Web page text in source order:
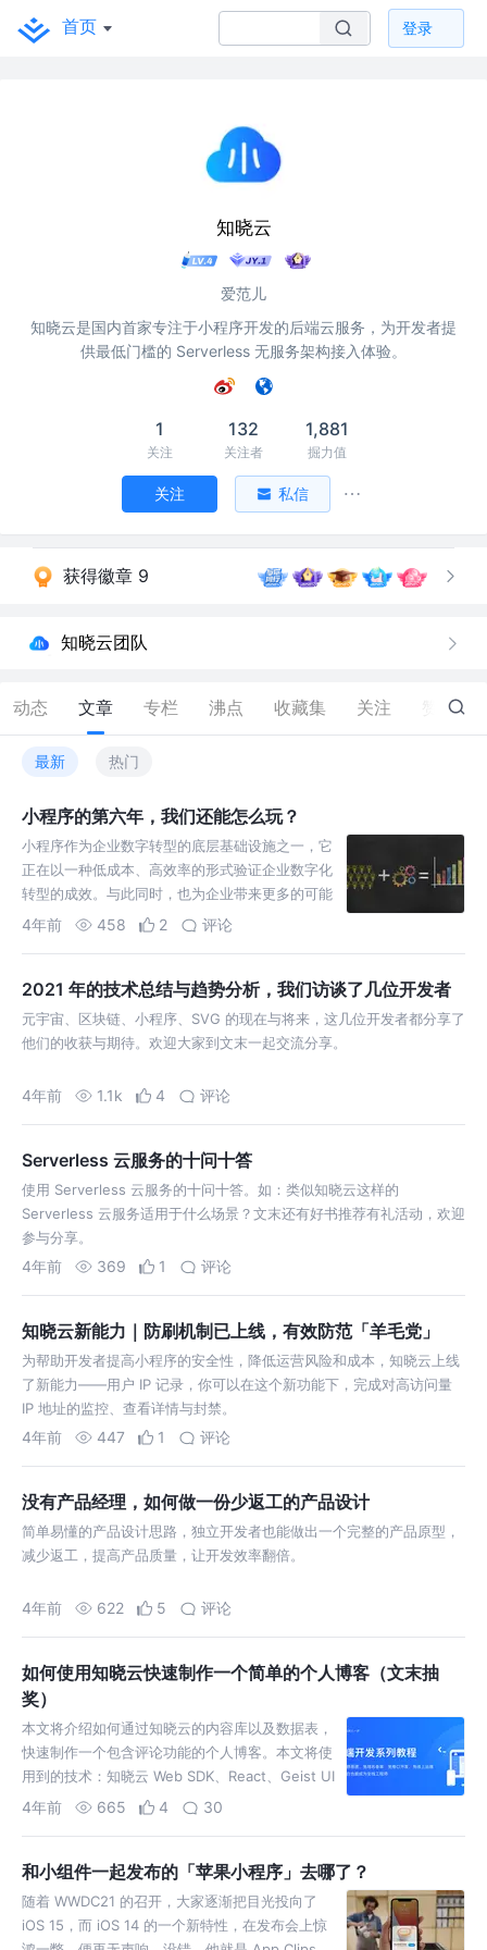
首页 登录
知晓云
爱范儿
知晓云是国内首家专注于小程序开发的后端云服务，为开发者提
供最低门槛的 Serverless 无服务架构接入体验。
1
关注
132
关注者
1,881
掘力值
关注 私信
获得徽章 9
知晓云团队
动态 文章 专栏 沸点 收藏集 关注 97
最新 热门
小程序的第六年，我们还能怎么玩？
小程序作为企业数字转型的底层基础设施之一，它
正在以一种低成本、高效率的形式验证企业数字化
转型的成效。与此同时，也为企业带来更多的可能
性。对于中长尾小商家和新入局的开发者，是挑
4年前 458 2 评论
2021 年的技术总结与趋势分析，我们访谈了几位开发者
元宇宙、区块链、小程序、SVG 的现在与将来，这几位开发者都分享了
他们的收获与期待。欢迎大家到文末一起交流分享。
4年前 1.1k 4 评论
Serverless 云服务的十问十答
使用 Serverless 云服务的十问十答。如：类似知晓云这样的
Serverless 云服务适用于什么场景？文末还有好书推荐有礼活动，欢迎
参与分享。
4年前 369 1 评论
知晓云新能力｜防刷机制已上线，有效防范「羊毛党」
为帮助开发者提高小程序的安全性，降低运营风险和成本，知晓云上线
了新能力——用户 IP 记录，你可以在这个新功能下，完成对高访问量
IP 地址的监控、查看详情与封禁。
4年前 447 1 评论
没有产品经理，如何做一份少返工的产品设计
简单易懂的产品设计思路，独立开发者也能做出一个完整的产品原型，
减少返工，提高产品质量，让开发效率翻倍。
4年前 622 5 评论
如何使用知晓云快速制作一个简单的个人博客（文末抽
奖）
本文将介绍如何通过知晓云的内容库以及数据表，
快速制作一个包含评论功能的个人博客。本文将使
用到的技术：知晓云 Web SDK、React、Geist UI
库，用于快速构建样式、react-router
4年前 665 4 30
和小组件一起发布的「苹果小程序」去哪了？
随着 WWDC21 的召开，大家逐渐把目光投向了
iOS 15，而 iOS 14 的一个新特性，在发布会上惊